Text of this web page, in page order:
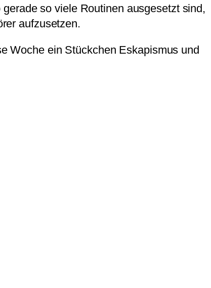
so viele Routinen ausgesetzt sind,
aufzusetzen.
Woche ein Stückchen Eskapismus und